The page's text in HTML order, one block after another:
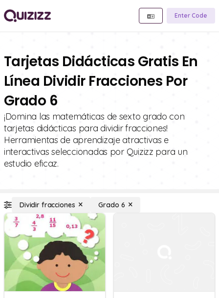
Enter Code
Tarjetas Didácticas Gratis En
Línea Dividir Fracciones Por
Grado 6
¡Domina las matemáticas de sexto grado con
tarjetas didácticas para dividir fracciones!
Herramientas de aprendizaje atractivas e
interactivas seleccionadas por Quizizz para un
estudio eficaz.
Dividir fracciones Grado 6